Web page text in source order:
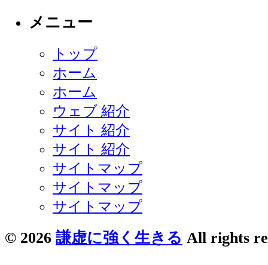
メニュー
トップ
ホーム
ホーム
ウェブ 紹介
サイト 紹介
サイト 紹介
サイトマップ
サイトマップ
サイトマップ
© 2026 謙虚に強く生きる All rights